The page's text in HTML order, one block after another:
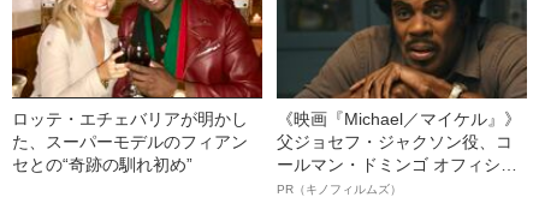
ロッテ・エチェバリアが明かし
た、スーパーモデルのフィアン
セとの“奇跡の馴れ初め”
《映画『Michael／マイケル』》
父ジョセフ・ジャクソン役、コ
ールマン・ドミンゴ オフィシャ
ルインタビュー“観客を魅了した
PR（キノフィルムズ）